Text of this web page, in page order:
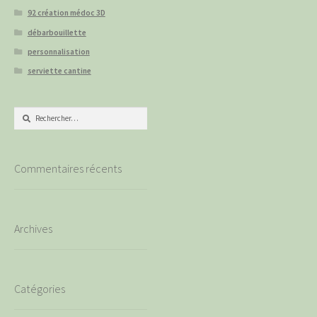
92 création médoc 3D
débarbouillette
personnalisation
serviette cantine
Commentaires récents
Archives
Catégories